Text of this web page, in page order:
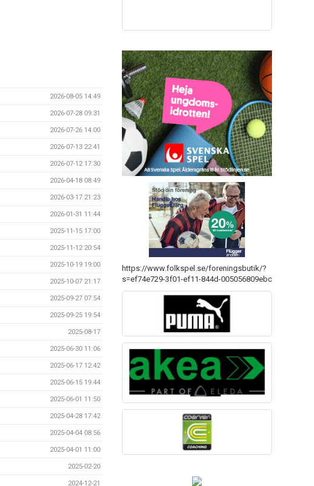
2026-08-05 14:49
2026-07-28 09:31
2026-07-26 14:00
2026-07-13 22:41
2026-07-12 17:30
2026-04-18 08:49
2026-03-17 21:23
2026-01-31 11:44
2025-11-15 17:00
2025-11-12 20:54
2025-10-19 19:00
2025-10-07 21:17
2025-09-27 07:54
2025-09-25 19:54
2025-08-17
2025-06-30 11:06
2025-06-17 12:42
2025-06-15 19:44
2025-06-01 11:50
2025-04-28 17:42
2025-04-04 08:56
2025-04-01 11:00
2025-02-20
2024-12-21
https://www.folkspel.se/foreningsbutik/?
s=ef74e729-3f01-ef11-844d-005056809ebc